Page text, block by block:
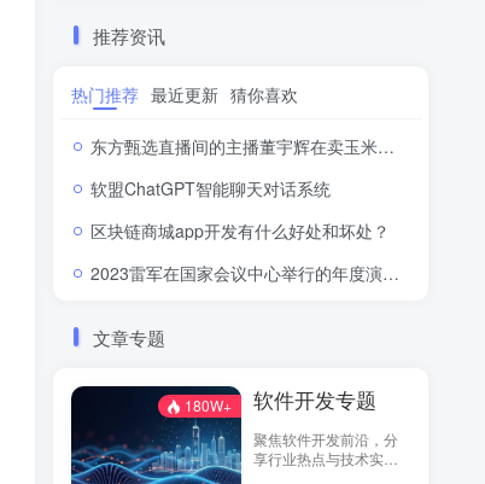
推荐资讯
热门推荐 最近更新 猜你喜欢
东方甄选直播间的主播董宇辉在卖玉米时称“918是好日子”，此事引发网络热议。
软盟ChatGPT智能聊天对话系统
区块链商城app开发有什么好处和坏处？
2023雷军在国家会议中心举行的年度演讲全文：成长的经历和感悟
文章专题
180W+ 软件开发专题
聚焦软件开发前沿，分
享行业热点与技术实